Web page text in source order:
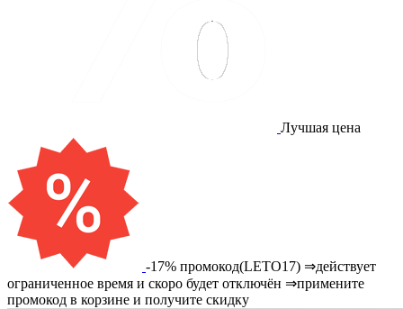
Лучшая цена
-17% промокод(LETO17) ⇒действует
ограниченное время и скоро будет отключён ⇒примените
промокод в корзине и получите скидку